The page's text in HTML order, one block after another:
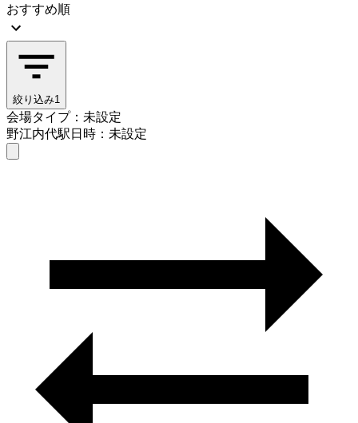
おすすめ順
絞り込み1
会場タイプ：未設定
野江内代駅日時：未設定